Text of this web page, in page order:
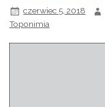
czerwiec 5, 2018
Toponimia